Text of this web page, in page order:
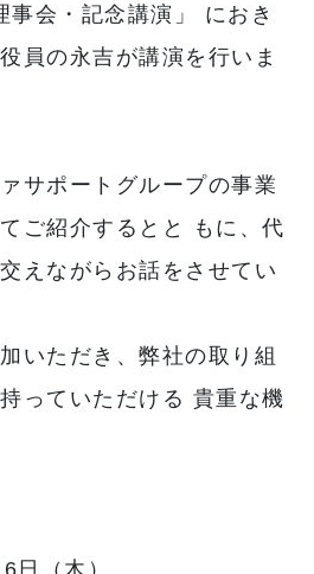
事会・記念講演」 におき
員の永吉が講演を行いま
サポートグループの事業
ご紹介するとと もに、代
えながらお話をさせてい
いただき、弊社の取り組
っていただける 貴重な機
日（木）